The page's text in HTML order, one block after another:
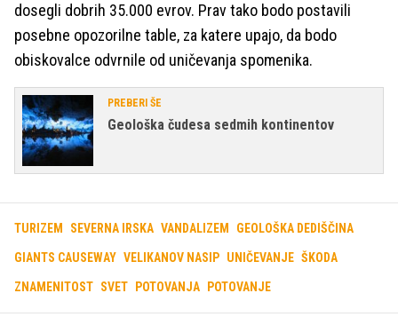
dosegli dobrih 35.000 evrov. Prav tako bodo postavili
posebne opozorilne table, za katere upajo, da bodo
obiskovalce odvrnile od uničevanja spomenika.
PREBERI ŠE
Geološka čudesa sedmih kontinentov
TURIZEM SEVERNA IRSKA VANDALIZEM GEOLOŠKA DEDIŠČINA
GIANTS CAUSEWAY VELIKANOV NASIP UNIČEVANJE ŠKODA
ZNAMENITOST SVET POTOVANJA POTOVANJE